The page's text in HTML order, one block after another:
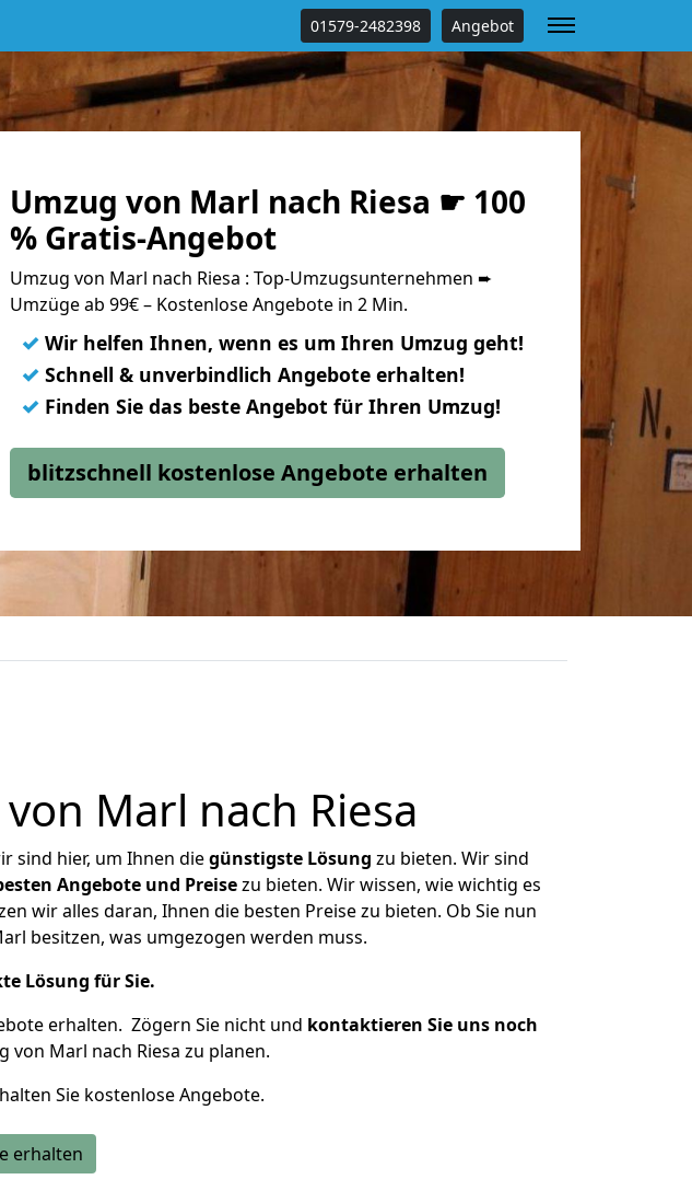
01579-2482398 Angebot
Umzug von Marl nach Riesa ☛ 100
% Gratis-Angebot
Umzug von Marl nach Riesa : Top-Umzugsunternehmen ➨
Umzüge ab 99€ – Kostenlose Angebote in 2 Min.
✓ Wir helfen Ihnen, wenn es um Ihren Umzug geht!
✓ Schnell & unverbindlich Angebote erhalten!
✓ Finden Sie das beste Angebot für Ihren Umzug!
blitzschnell kostenlose Angebote erhalten
Marl nach Riesa
sind hier, um Ihnen diegünstigste Lösung zu bieten. Wir sind
Angebote und Preisezu bieten. Wir wissen, wie wichtig es
wir alles daran, Ihnen die besten Preise zu bieten. Ob Sie nun
besitzen, was umgezogen werden muss.
Lösung für Sie.
erhalten. Zögern Sie nicht und kontaktieren Sie uns noch
Marl nach Riesa zu planen.
Sie kostenlose Angebote.
erhalten